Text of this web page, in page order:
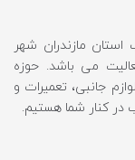
مازندران شهر
می باشد. حوزه
جانبی، تعمیرات و
در کنار شما هستیم.